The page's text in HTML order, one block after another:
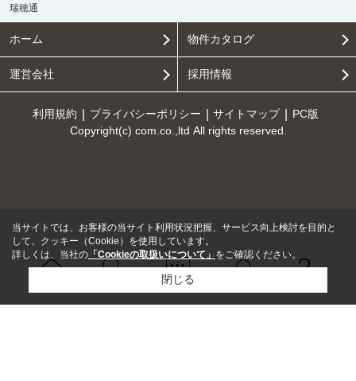
問い合せ
瑞穂通
ホーム 物件カタログ
運営会社 採用情報
利用規約 プライバシーポリシー サイトマップ
PC版
Copyright(c) com.co.,ltd All rights reserved.
当サイトでは、お客様の当サイト利用状況把握、サービス向上検討を目的と
して、クッキー（Cookie）を使用しています。
詳しくは、当社の 「Cookieの取扱いについて」 をご確認ください。
閉じる